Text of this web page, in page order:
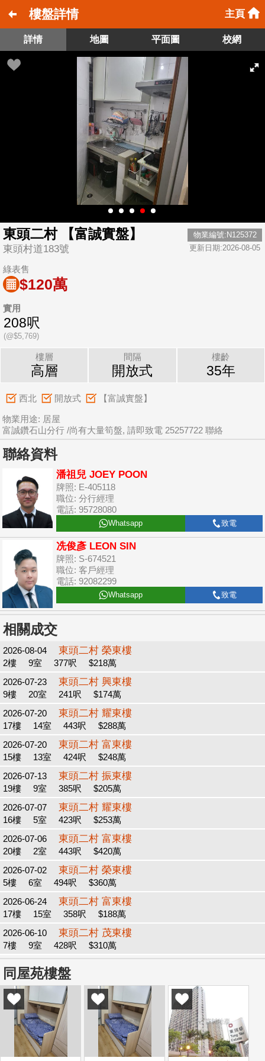
樓盤詳情 主頁
詳情 地圖 平面圖 校網
東頭二村 【富誠實盤】
東頭村道183號
物業編號:N125372
更新日期:2026-08-05
綠表售
$120萬
實用
208呎
(@$5,769)
樓層
高層
間隔
開放式
樓齡
35年
西北 開放式 【富誠實盤】
物業用途: 居屋
富誠鑽石山分行 /尚有大量筍盤, 請即致電 25257722 聯絡
聯絡資料
潘祖兒 JOEY POON
牌照: E-405118
職位: 分行經理
電話: 95728080
Whatsapp 致電
冼俊彥 LEON SIN
牌照: S-674521
職位: 客戶經理
電話: 92082299
Whatsapp 致電
相關成交
2026-08-04 東頭二村 榮東樓
2樓 9室 377呎
$218萬
2026-07-23
東頭二村 興東樓
9樓 20室 241呎
$174萬
2026-07-20
東頭二村 耀東樓
17樓 14室 443呎
$288萬
2026-07-20
東頭二村 富東樓
15樓 13室 424呎
$248萬
2026-07-13
東頭二村 振東樓
19樓 9室 385呎
$205萬
2026-07-07
東頭二村 耀東樓
16樓 5室 423呎
$253萬
2026-07-06
東頭二村 富東樓
20樓 2室 443呎
$420萬
2026-07-02
東頭二村 榮東樓
5樓 6室 494呎
$360萬
2026-06-24
東頭二村 富東樓
17樓 15室 358呎
$188萬
2026-06-10
東頭二村 茂東樓
7樓 9室 428呎 $310萬
同屋苑樓盤